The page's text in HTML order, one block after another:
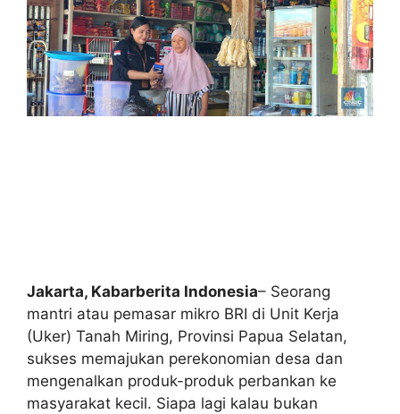
Jakarta, Kabarberita Indonesia– Seorang
mantri atau pemasar mikro BRI di Unit Kerja
(Uker) Tanah Miring, Provinsi Papua Selatan,
sukses memajukan perekonomian desa dan
mengenalkan produk-produk perbankan ke
masyarakat kecil. Siapa lagi kalau bukan